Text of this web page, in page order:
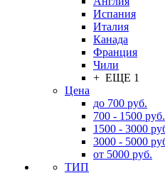
Испания
Италия
Канада
Франция
Чили
+ ЕЩЕ 1
Цена
до 700 руб.
700 - 1500 руб.
1500 - 3000
3000 - 5000
от 5000 руб.
ТИП